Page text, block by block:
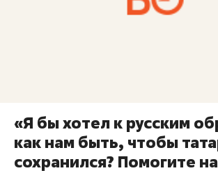
«Я бы хотел к русским
как нам быть, чтобы
сохранился? Помогите